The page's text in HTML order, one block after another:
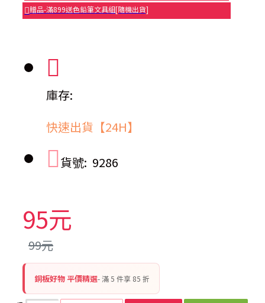
贈品-滿899送色鉛筆文具組[隨機出貨]
庫存:
快速出貨【24H】
貨號: 9286
95元
99元
銅板好物 平價精選- 滿 5 件享 85 折